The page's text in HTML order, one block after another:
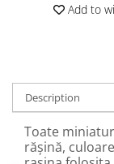
Add to
Description
Toate
rășină,